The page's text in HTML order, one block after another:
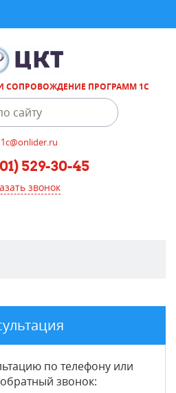
СОПРОВОЖДЕНИЕ ПРОГРАММ 1С
1c@onlider.ru
529-30-45
звонок
по телефону или
звонок: